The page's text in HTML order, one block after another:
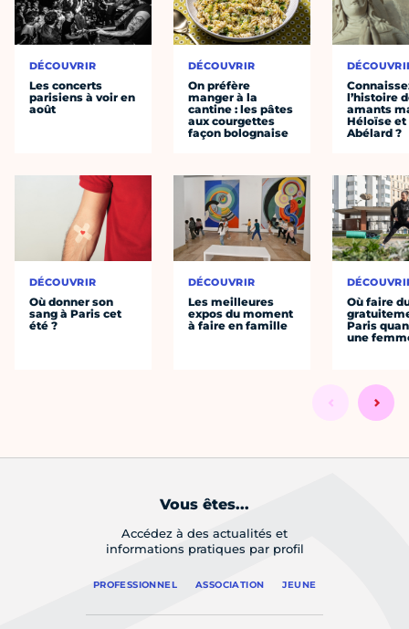
DÉCOUVRIR
Les concerts
parisiens à voir en
août
DÉCOUVRIR
Où donner son
sang à Paris cet
été ?
DÉCOUVRIR
On préfère
manger à la
cantine : les pâtes
aux courgettes
façon bolognaise
DÉCOUVRIR
Les meilleures
expos du moment
à faire en famille
l’histoire
amants
Héloïse et
Abélard ?
Où faire
Paris
une
Vous êtes...
Accédez à des actualités et
informations pratiques par profil
PROFESSIONNEL ASSOCIATION JEUNE